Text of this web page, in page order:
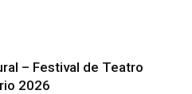
– Festival de Teatro
2026